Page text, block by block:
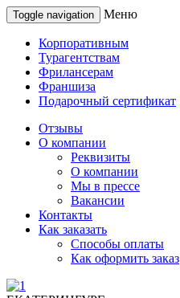
Toggle navigation Меню
Корпоративным
Турагентствам
Фрилансерам
Франшиза
Подарочный сертификат
Отзывы
О компании
Реквизиты
О компании
Мы в прессе
Вакансии
Контакты
Как заказать
Способы оплаты
Как оформить заказ